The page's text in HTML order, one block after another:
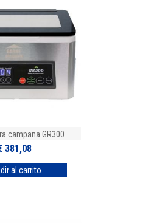
campana GR300
381,08